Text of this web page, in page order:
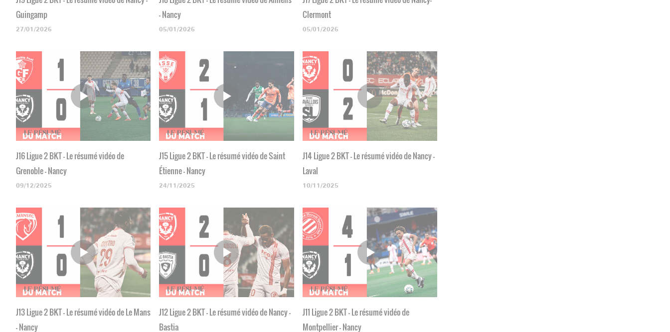
Guingamp
27/01/2026
- Nancy
05/01/2026
Clermont
05/01/2026
J16 Ligue 2 BKT - Le résumé vidéo de
Grenoble - Nancy
09/12/2025
J15 Ligue 2 BKT - Le résumé vidéo de Saint
Étienne - Nancy
24/11/2025
J14 Ligue 2 BKT - Le résumé vidéo de Nancy -
Laval
10/11/2025
J13 Ligue 2 BKT - Le résumé vidéo de Le Mans
- Nancy
J12 Ligue 2 BKT - Le résumé vidéo de Nancy -
Bastia
J11 Ligue 2 BKT - Le résumé vidéo de
Montpellier - Nancy